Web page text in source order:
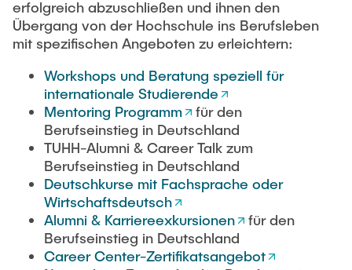
erfolgreich abzuschließen und ihnen den
Übergang von der Hochschule ins Berufsleben
mit spezifischen Angeboten zu erleichtern:
Workshops und Beratung speziell für
internationale Studierende
Mentoring Programm
für den
Berufseinstieg in Deutschland
TUHH-Alumni & Career Talk zum
Berufseinstieg in Deutschland
Deutschkurse mit Fachsprache oder
Wirtschaftsdeutsch
Alumni & Karriereexkursionen
für den
Berufseinstieg in Deutschland
Career Center-Zertifikatsangebot